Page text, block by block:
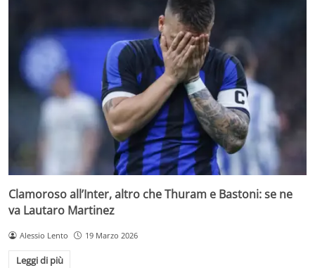
Clamoroso all’Inter, altro che Thuram e Bastoni: se ne
va Lautaro Martinez
Alessio Lento 19 Marzo 2026
Leggi di più